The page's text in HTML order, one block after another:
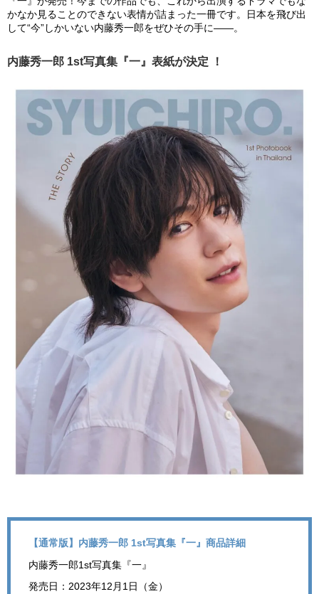
かなか見ることのできない表情が詰まった一冊です。日本を飛び出
して“今”しかいない内藤秀一郎をぜひその手に――。
内藤秀一郎 1st写真集『一』表紙が決定 ！
【通常版】内藤秀一郎 1st写真集『一』商品詳細
内藤秀一郎1st写真集『一』
発売日：2023年12月1日（金）